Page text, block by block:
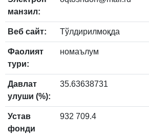
манзил:
Веб сайт: Тўлдирилмоқда
Фаолият
тури:
номаълум
Давлат
улуши (%):
35.63638731
Устав
фонди
932 709.4